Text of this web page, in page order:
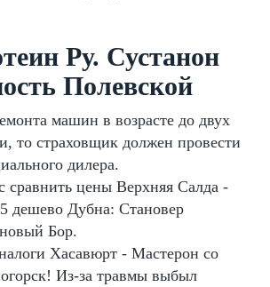
Ру. Сустанон
Полевской
машин в возрасте до двух
то страховщик должен провести
дилера.
сравнить цены Верхняя Салда -
дешево Дубна: Становер
Бор.
Хасавюрт - Мастерон со
Из-за травмы выбыл